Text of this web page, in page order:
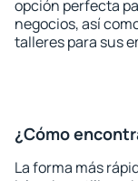
opción perfecta
negocios, así
talleres para sus
¿Cómo
La forma más